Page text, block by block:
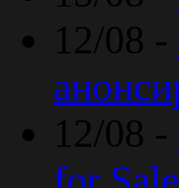
12/08 -
12/08 -